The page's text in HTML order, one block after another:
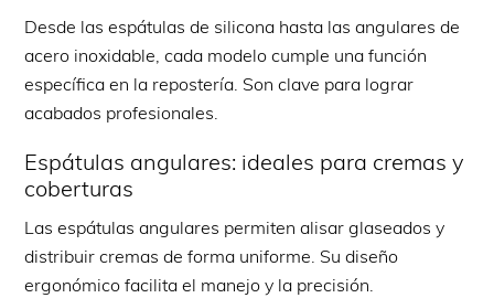
Desde las espátulas de silicona hasta las angulares de
acero inoxidable, cada modelo cumple una función
específica en la repostería. Son clave para lograr
acabados profesionales.
Espátulas angulares: ideales para cremas y
coberturas
Las espátulas angulares permiten alisar glaseados y
distribuir cremas de forma uniforme. Su diseño
ergonómico facilita el manejo y la precisión.